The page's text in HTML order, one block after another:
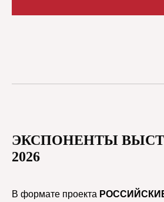
ЭКСПОНЕНТЫ
2026
В формате проекта